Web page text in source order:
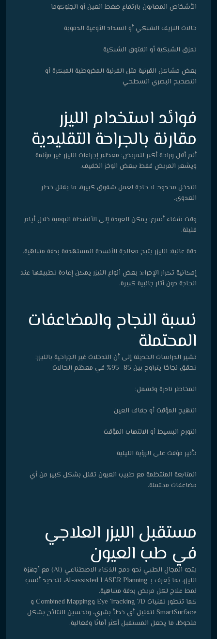
الأشخاص المصابون بارتفاع ضغط العين أو الجلوكوما
حالات النزيف الشبكي أو انسداد الأوعية الدموية
تمزق الشبكية أو الفتوق الشبكية
بعض مشاكل القرنية مثل القرنية المخروطية المبكرة أو
التصحيح البصري السطحي
فوائد استخدام الليزر
مقارنة بالجراحة التقليدية
ألم أقل وراحة أكبر للمريض: معظم إجراءات الليزر غير مؤلمة
ويشعر المريض فقط ببعض الوخز الخفيف.
التدخل محدود: لا حاجة لعمل شقوق كبيرة، ما يقلل خطر
العدوى.
وقت شفاء أسرع: يمكن العودة إلى الأنشطة اليومية خلال أيام
قليلة.
دقة عالية: الليزر يتيح معالجة الأنسجة المستهدفة بدقة متناهية.
إمكانية تكرار الإجراء: بعض أنواع الليزر يمكن إعادة تطبيقها عند
الحاجة دون آثار جانبية كبيرة.
نسبة النجاح والمضاعفات
المحتملة
تشير الدراسات الحديثة إلى أن التدخلات غير الجراحية بالليزر:
تحقق نجاحًا يتراوح بين 85–95% في معظم الحالات
المخاطر نادرة وتشمل:
التهيج المؤقت أو جفاف العين
التورم البسيط أو الالتهاب المؤقت
تأثير مؤقت على الرؤية الليلية
المتابعة المنتظمة مع طبيب العيون تقلل بشكل كبير من أي
مضاعفات محتملة.
مستقبل الليزر العلاجي
في طب العيون
يتجه المجال الطبي نحو دمج الذكاء الاصطناعي (AI) مع أجهزة
الليزر، بما يُعرف بـ AI-assisted LASER Planning، لتحديد أنسب
نمط علاج لكل مريض بدقة متناهية.
كما تتطور تقنيات Eye Tracking 7D وCombined Mapping و
SmartSurface لتقليل أي خطأ بشري، وتحسين النتائج بشكل
ملحوظ، ما يجعل المستقبل أكثر أمانًا وفعالية.